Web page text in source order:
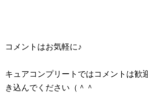
コメントはお気軽に♪
キュアコンプリートではコメントは歓
き込んでください（＾＾